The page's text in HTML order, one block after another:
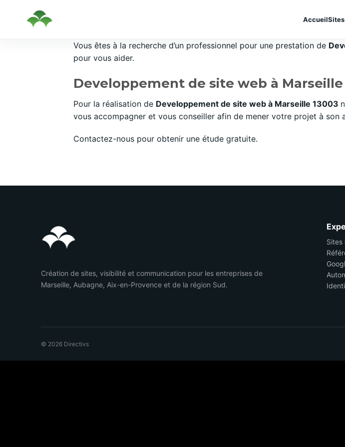
Accueil
Vous êtes à la recherche d’un professionnel pour une prestation de
pour vous aider.
Developpement de site web à Marseille
Pour la réalisation de Developpement de site web à Marseille 13003
vous accompagner et vous conseiller afin de mener votre projet à son
Contactez-nous pour obtenir une étude gratuite.
Création de sites, visibilité et communication pour les entreprises de
Marseille, Aubagne, Aix-en-Provence et de la région Sud.
Sites
© 2026 Directivs